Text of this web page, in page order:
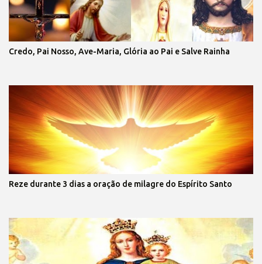
Credo, Pai Nosso, Ave-Maria, Glória ao Pai e Salve Rainha
Reze durante 3 dias a oração de milagre do Espírito Santo